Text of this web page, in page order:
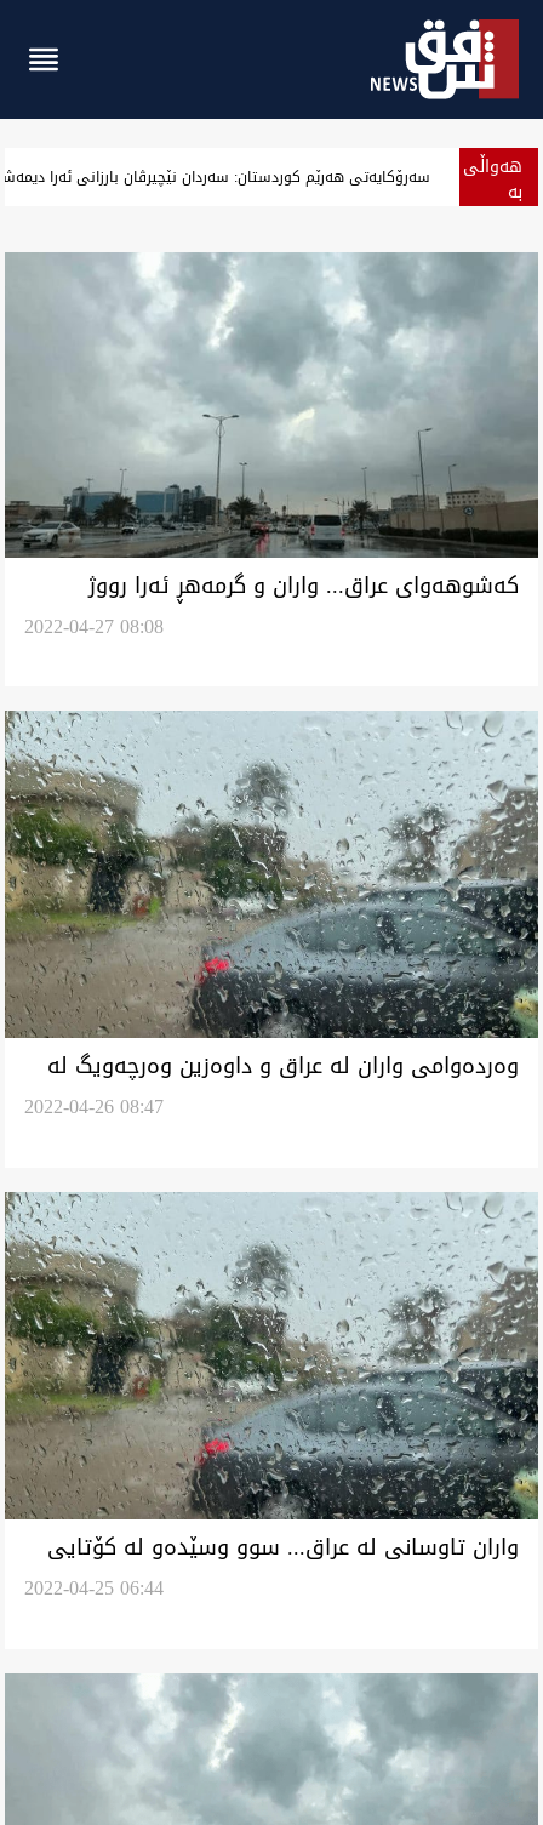
هەواڵی
بە ‏بەرزەوبوین نرخ دۆلار لە بەغداد و جیگیربوینی لە هەولێر وەگەرد
کەشوهەوای عراق... واران و گرمەهڕ ئەرا رووژ
2022-04-27 08:08
وەردەوامی واران لە عراق و داوەزین وەرچەویگ لە
2022-04-26 08:47
واران تاوسانی لە عراق... سوو وسێدەو لە کۆتایی
2022-04-25 06:44